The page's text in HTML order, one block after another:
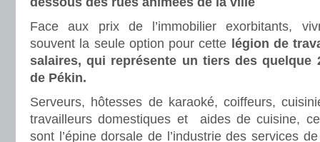
Face aux prix de l’immobilier exorbitants,
souvent la seule option pour cette légion de
salaires, qui représente un tiers des quelque
de Pékin.
Serveurs, hôtesses de karaoké, coiffeurs,
travailleurs domestiques et aides de cuisine,
sont l’épine dorsale de l’industrie des services